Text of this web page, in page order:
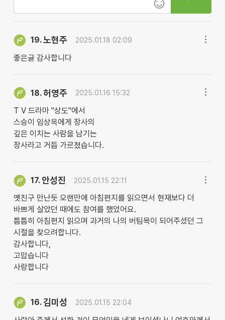
19.노현주 2025.01.18 02:09
좋은글 감사합니다
18.허영주 2025.01.16 15:32
T V 드라마 "상도"에서
스승이 임상옥에게 장사의
깊은 이치는 사람을 남기는
장사라고 거듭 가르쳤습니다.
17.안성진 2025.01.15 22:11
옛친구 만난듯 오랜만에 아침편지를 읽으면서 현재보다 더
바쁘게 살았던 때에도 참여를 했었어요.
틈틈히 아침편지 읽으며 과거의 나의 버팀목이 되어주셨던 그
시절을 찾으려합니다.
감사합니다,
고맙습니다
사랑합니다
16.김미성 2025.01.15 22:04